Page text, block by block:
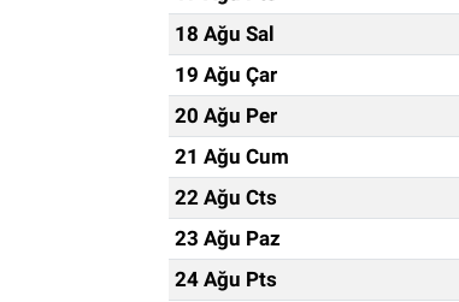
18 Ağu Sal
19 Ağu Çar
20 Ağu Per
21 Ağu Cum
22 Ağu Cts
23 Ağu Paz
24 Ağu Pts